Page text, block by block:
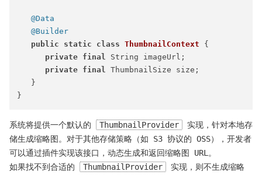
@Data
@Builder
public
static class ThumbnailContext {
private final
String imageUrl;
private final
ThumbnailSize size;
   }
系统将提供一个默认的 ThumbnailProvider
实现，针对本地存
储生成缩略图。对于其他存储策略（如 S3 协议的 OSS），开发者
可以通过插件实现该接口，动态生成和返回缩略图 URL。
如果找不到合适的
ThumbnailProvider
实现，则不生成缩略